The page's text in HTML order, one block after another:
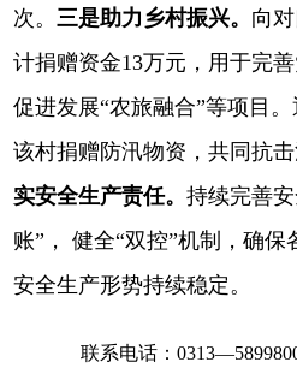
次。三是助力乡村振兴。 向
计捐赠资金13万元，用于完
促进发展“农旅融合”等项目
该村捐赠防汛物资，共同抗击
实安全生产责任。持续完善
账”，
健全“双控”机制，确保
安全生产形势持续稳定。
联系电话：